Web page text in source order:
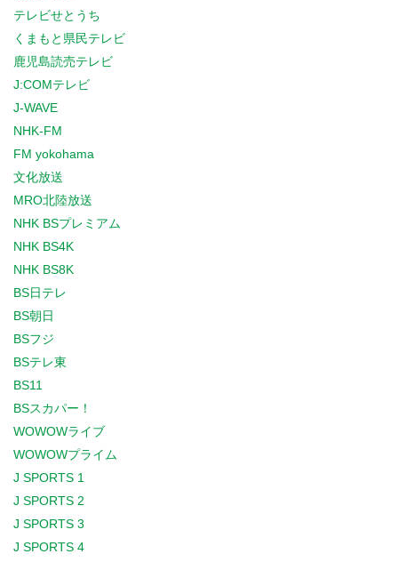
テレビせとうち
くまもと県民テレビ
鹿児島読売テレビ
J:COMテレビ
J-WAVE
NHK-FM
FM yokohama
文化放送
MRO北陸放送
NHK BSプレミアム
NHK BS4K
NHK BS8K
BS日テレ
BS朝日
BSフジ
BSテレ東
BS11
BSスカパー！
WOWOWライブ
WOWOWプライム
J SPORTS 1
J SPORTS 2
J SPORTS 3
J SPORTS 4